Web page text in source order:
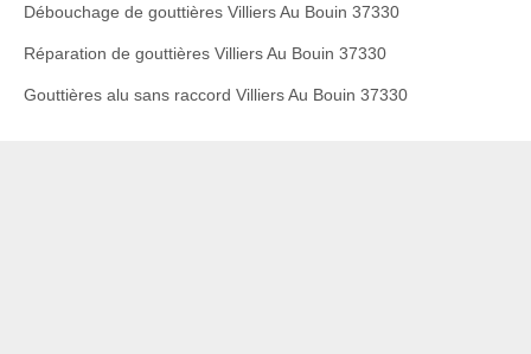
Débouchage de gouttières Villiers Au Bouin 37330
Réparation de gouttières Villiers Au Bouin 37330
Gouttières alu sans raccord Villiers Au Bouin 37330